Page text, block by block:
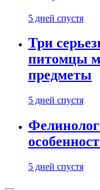
5 дней спустя
Три
питомцы
предметы
5 дней спустя
Фелинолог
5 дней спустя